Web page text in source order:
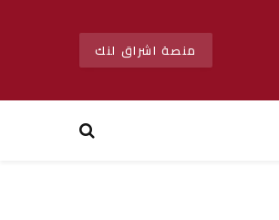
منصة اشراق لنك